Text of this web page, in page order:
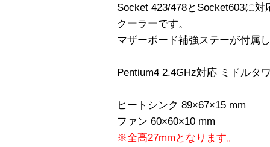
Socket 423/478とSocket603に
クーラーです。
マザーボード補強ステーが付属
Pentium4 2.4GHz対応 ミドルタ
ヒートシンク 89×67×15 mm
ファン 60×60×10 mm
※全高27mmとなります。